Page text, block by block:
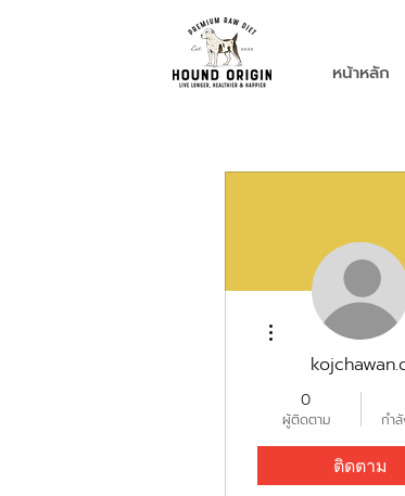
หน้าหลัก
0
ผู้ติดตาม กำ
ติดตาม
ขั้นตอนดำเนินการอื่นๆ